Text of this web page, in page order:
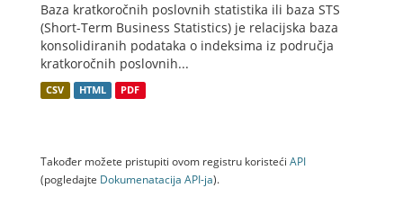
Baza kratkoročnih poslovnih statistika ili baza STS
(Short-Term Business Statistics) je relacijska baza
konsolidiranih podataka o indeksima iz područja
kratkoročnih poslovnih...
CSV HTML PDF
Također možete pristupiti ovom registru koristeći API
(pogledajte Dokumenаtаcijа API-jа).